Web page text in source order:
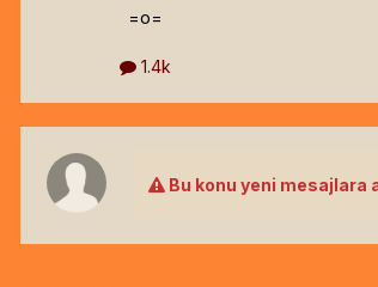
=o=
1.4k
Bu konu yeni mesajlara